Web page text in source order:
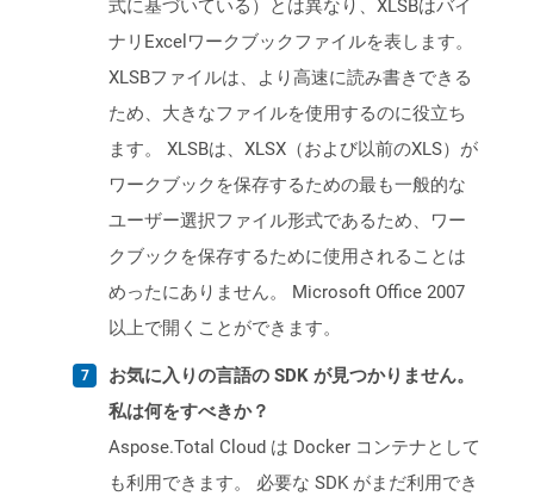
式に基づいている）とは異なり、XLSBはバイ
ナリExcelワークブックファイルを表します。
XLSBファイルは、より高速に読み書きできる
ため、大きなファイルを使用するのに役立ち
ます。 XLSBは、XLSX（および以前のXLS）が
ワークブックを保存するための最も一般的な
ユーザー選択ファイル形式であるため、ワー
クブックを保存するために使用されることは
めったにありません。 Microsoft Office 2007
以上で開くことができます。
お気に入りの言語の SDK が見つかりません。
私は何をすべきか？
Aspose.Total Cloud は Docker コンテナとして
も利用できます。 必要な SDK がまだ利用でき